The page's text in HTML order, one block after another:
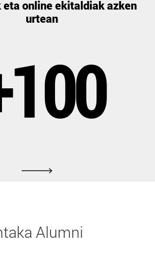
eta online ekitaldiak azken
urtean
Alumni